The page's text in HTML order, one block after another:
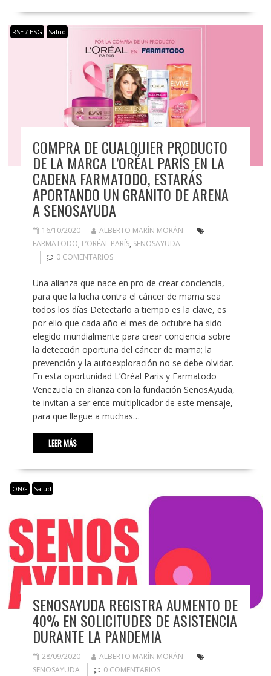
RSE / ESG Salud
COMPRA DE CUALQUIER PRODUCTO
DE LA MARCA L’ORÉAL PARÍS EN LA
CADENA FARMATODO, ESTARÁS
APORTANDO UN GRANITO DE ARENA
A SENOSAYUDA
16/10/2020
ALBERTO MARÍN MORÁN
FARMATODO, L’ORÉAL PARÍS, SENOSAYUDA
0 COMENTARIOS
Una alianza que nace en pro de crear conciencia,
para que la lucha contra el cáncer de mama sea
todos los días Detectarlo a tiempo es la clave, es
por ello que cada año el mes de octubre ha sido
elegido mundialmente para crear conciencia sobre
la detección oportuna del cáncer de mama; la
prevención y la autoexploración no se debe olvidar.
En esta oportunidad L’Oréal Paris y Farmatodo
Venezuela en alianza con la fundación SenosAyuda,
te invitan a ser ente multiplicador de este mensaje,
para que llegue a muchas…
LEER MÁS
ONG Salud
SENOSAYUDA REGISTRA AUMENTO DE
40% EN SOLICITUDES DE ASISTENCIA
DURANTE LA PANDEMIA
28/09/2020
ALBERTO MARÍN MORÁN
SENOSAYUDA
0 COMENTARIOS